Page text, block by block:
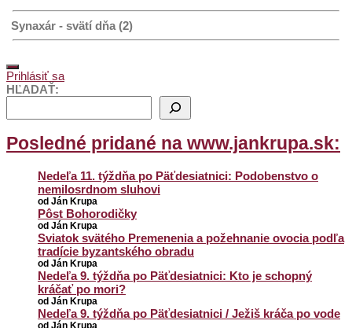
Synaxár - svätí dňa (2)
Prihlásiť sa
HĽADAŤ:
Posledné pridané na www.jankrupa.sk:
Nedeľa 11. týždňa po Päťdesiatnici: Podobenstvo o
nemilosrdnom sluhovi
od Ján Krupa
Pôst Bohorodičky
od Ján Krupa
Sviatok svätého Premenenia a požehnanie ovocia podľa
tradície byzantského obradu
od Ján Krupa
Nedeľa 9. týždňa po Päťdesiatnici: Kto je schopný
kráčať po mori?
od Ján Krupa
Nedeľa 9. týždňa po Päťdesiatnici / Ježiš kráča po vode
od Ján Krupa